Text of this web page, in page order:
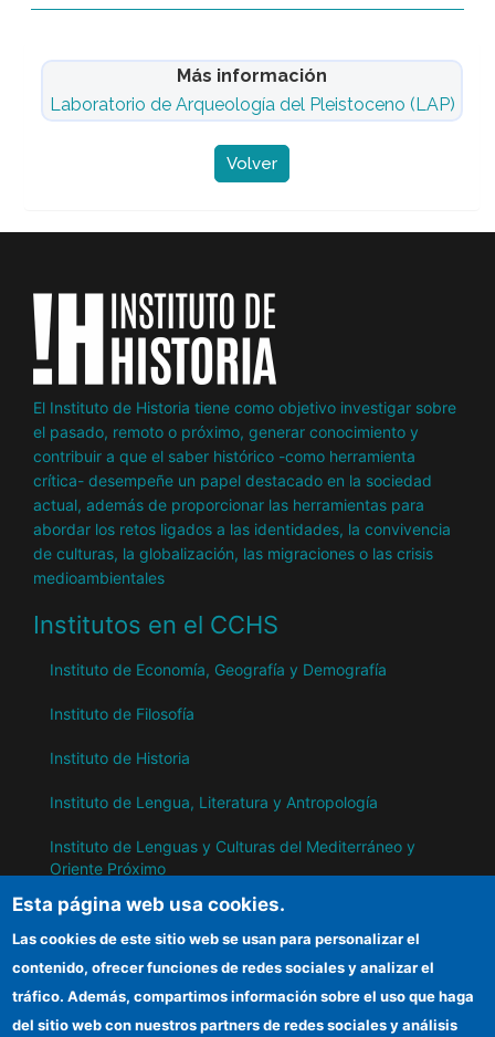
Más información
Laboratorio de Arqueología del Pleistoceno (LAP)
Volver
El Instituto de Historia tiene como objetivo investigar sobre
el pasado, remoto o próximo, generar conocimiento y
contribuir a que el saber histórico -como herramienta
crítica- desempeñe un papel destacado en la sociedad
actual, además de proporcionar las herramientas para
abordar los retos ligados a las identidades, la convivencia
de culturas, la globalización, las migraciones o las crisis
medioambientales
Institutos en el CCHS
Instituto de Economía, Geografía y Demografía
Instituto de Filosofía
Instituto de Historia
Instituto de Lengua, Literatura y Antropología
Instituto de Lenguas y Culturas del Mediterráneo y
Oriente Próximo
Instituto de Políticas y Bienes Públicos
IH
Esta página web usa cookies.
Las cookies de este sitio web se usan para personalizar el
contenido, ofrecer funciones de redes sociales y analizar el
tráfico. Además, compartimos información sobre el uso que haga
del sitio web con nuestros partners de redes sociales y análisis